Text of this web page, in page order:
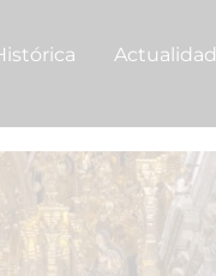
Actualidad